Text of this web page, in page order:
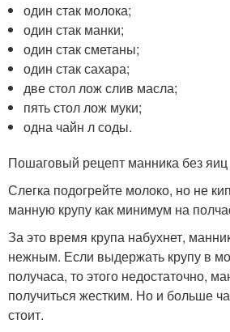
один стак молока;
один стак манки;
один стак сметаны;
один стак сахара;
две стол лож слив масла;
пять стол лож муки;
одна чайн л соды.
Пошаговый рецепт манника без яиц
Слегка подогрейте молоко, но не
манную крупу как минимум на
За это время крупа набухнет,
нежным. Если выдержать крупу в
получаса, то этого недостаточно,
получиться жестким. Но и больше
стоит.